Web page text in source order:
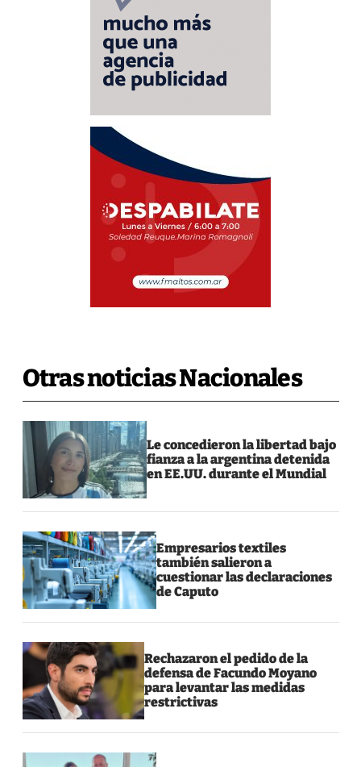
Otras noticias Nacionales
Le concedieron la libertad bajo
fianza a la argentina detenida
en EE.UU. durante el Mundial
Empresarios textiles
también salieron a
cuestionar las declaraciones
de Caputo
Rechazaron el pedido de la
defensa de Facundo Moyano
para levantar las medidas
restrictivas